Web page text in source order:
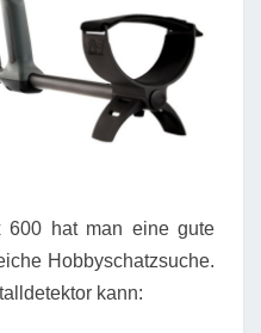
600 hat man eine gute
Hobbyschatzsuche.
kann: